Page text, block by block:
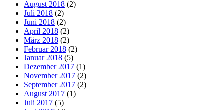
August 2018 (2)
Juli 2018 (2)
Juni 2018 (2)
April 2018 (2)
März 2018 (2)
Februar 2018 (2)
Januar 2018 (5)
Dezember 2017 (1)
November 2017 (2)
September 2017 (2)
August 2017 (1)
Juli 2017 (5)